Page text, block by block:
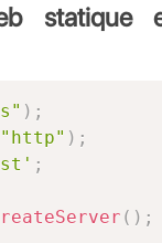
statique
) ;
"http" ) ;
;
( ) ;